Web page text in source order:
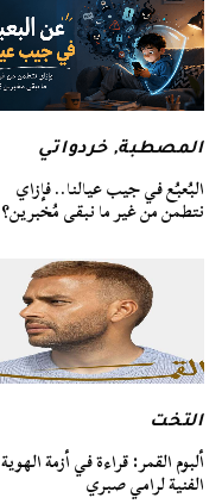
المصطبة,خردواتي
البُعبُع في جيب عيالنا.. فإزاي
نتطمن من غير ما نبقى مُخبرين؟
التخت
ألبوم القمر: قراءة في أزمة الهوية
الفنية لرامي صبري